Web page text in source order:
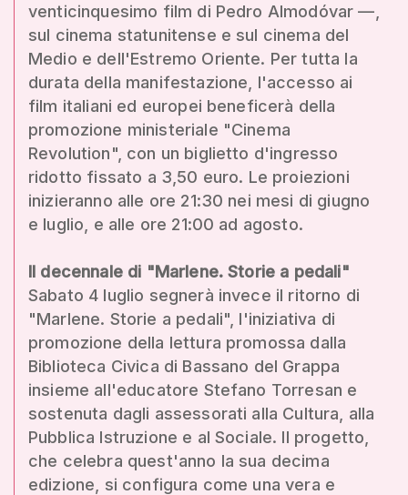
venticinquesimo film di Pedro Almodóvar —,
sul cinema statunitense e sul cinema del
Medio e dell'Estremo Oriente. Per tutta la
durata della manifestazione, l'accesso ai
film italiani ed europei beneficerà della
promozione ministeriale "Cinema
Revolution", con un biglietto d'ingresso
ridotto fissato a 3,50 euro. Le proiezioni
inizieranno alle ore 21:30 nei mesi di giugno
e luglio, e alle ore 21:00 ad agosto.
Il decennale di "Marlene. Storie a pedali"
Sabato 4 luglio segnerà invece il ritorno di
"Marlene. Storie a pedali", l'iniziativa di
promozione della lettura promossa dalla
Biblioteca Civica di Bassano del Grappa
insieme all'educatore Stefano Torresan e
sostenuta dagli assessorati alla Cultura, alla
Pubblica Istruzione e al Sociale. Il progetto,
che celebra quest'anno la sua decima
edizione, si configura come una vera e